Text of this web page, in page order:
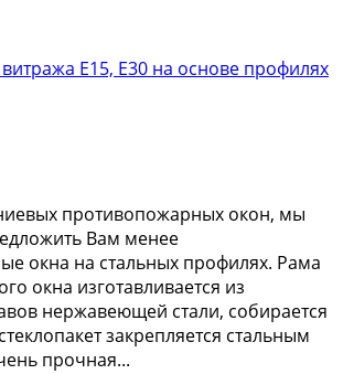
витража E15, Е30 на основе профилях
противопожарных окон, мы
Вам менее
окна на стальных профилях. Рама
окна изготавливается из
нержавеющей стали, собирается
закрепляется стальным
прочная...